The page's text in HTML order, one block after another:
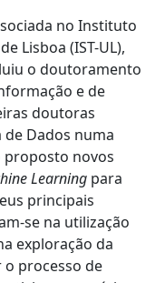
no Instituto
Lisboa (IST-UL),
o doutoramento
e de
doutoras
Dados numa
proposto novos
Learning para
principais
se na utilização
exploração da
processo de